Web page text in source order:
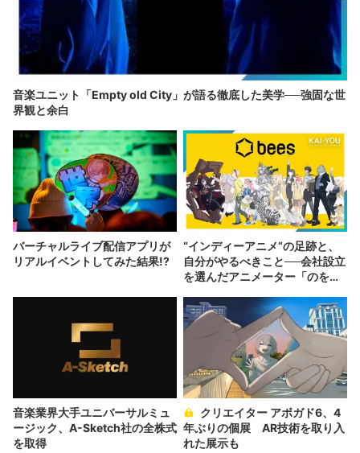
音楽ユニット「Empty old City」が語る徹底した美学──強固な世
界観と余白
バーチャルライブ配信アプリが
リアルイベントしてみた結果!?
“インディーアニメ“の足跡と、
自分がやるべきこと──会社設立
を選んだアニメーター「のを
音楽業界大手ユニバーサルミュ
ージック、A-Sketch社の全株式
を取得
年ぶりの個展 AR技術を取り入
れた展示も